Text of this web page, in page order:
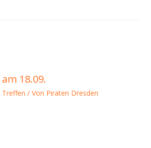
18.09.
Treffen / Von Piraten Dresden